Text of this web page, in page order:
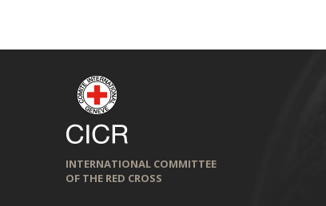
INTERNATIONAL COMMITTEE
OF THE RED CROSS